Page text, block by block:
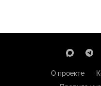
О проекте